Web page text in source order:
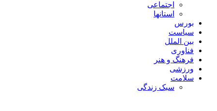
اجتماعی
استانها
بورس
سیاست
بین الملل
فناوری
فرهنگ و هنر
ورزشی
سلامت
سبک زندگی